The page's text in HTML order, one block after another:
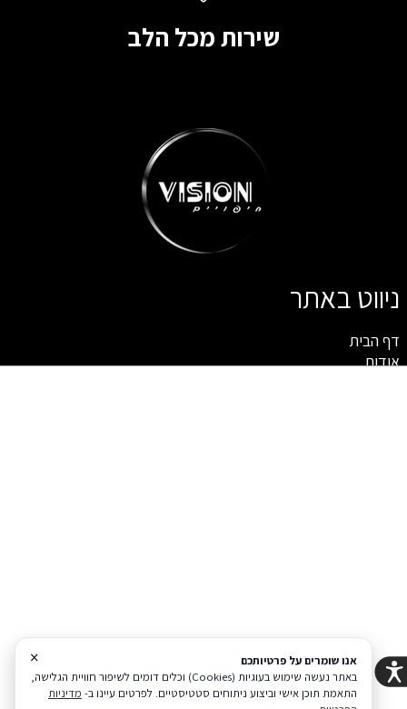
שירות מכל הלב
ניווט באתר
דף הבית
אודות
מדיניות פרטיות הצהרת נגישות Coi בניית אתרים
הודעה לבעלי האתר
×
אנו שומרים על פרטיותכם
באתר נעשה שימוש בעוגיות (Cookies) וכלים דומים לשיפור חוויית הגלישה,
התאמת תוכן אישי וביצוע ניתוחים סטטיסטיים. לפרטים עיינו ב- מדיניות